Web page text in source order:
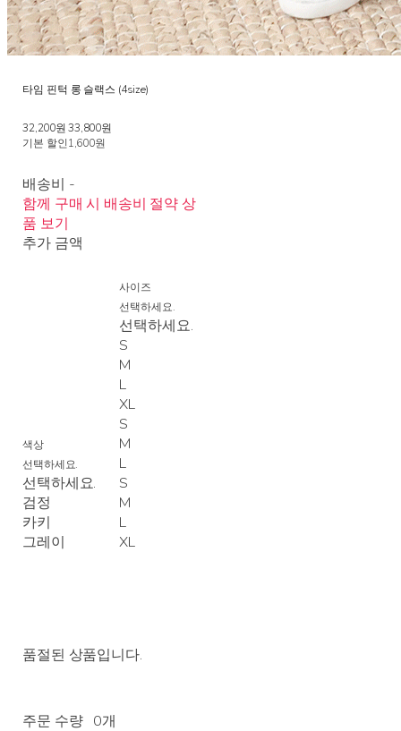
타임 핀턱 롱 슬랙스 (4size)
32,200원33,800원
기본 할인1,600원
배송비 -
함께 구매 시 배송비 절약 상
품 보기
추가 금액
색상
선택하세요.
선택하세요.
검정
카키
그레이
사이즈
선택하세요.
선택하세요.
S
M
L
XL
S
M
L
S
M
L
XL
품절된 상품입니다.
주문 수량 0개